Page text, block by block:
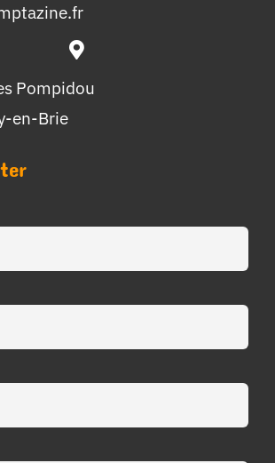
Pompidou
en-Brie